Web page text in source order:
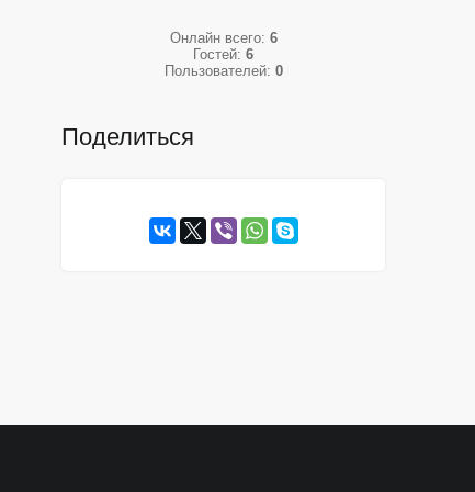
Онлайн всего: 6
Гостей: 6
Пользователей: 0
Поделиться